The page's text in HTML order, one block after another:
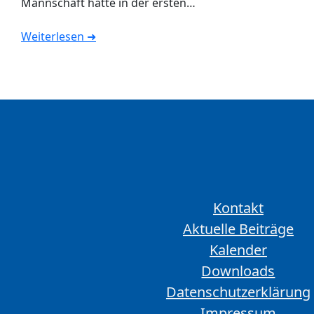
Mannschaft hatte in der ersten…
Weiterlesen ➜
Kontakt
Aktuelle Beiträge
Kalender
Downloads
Datenschutzerklärung